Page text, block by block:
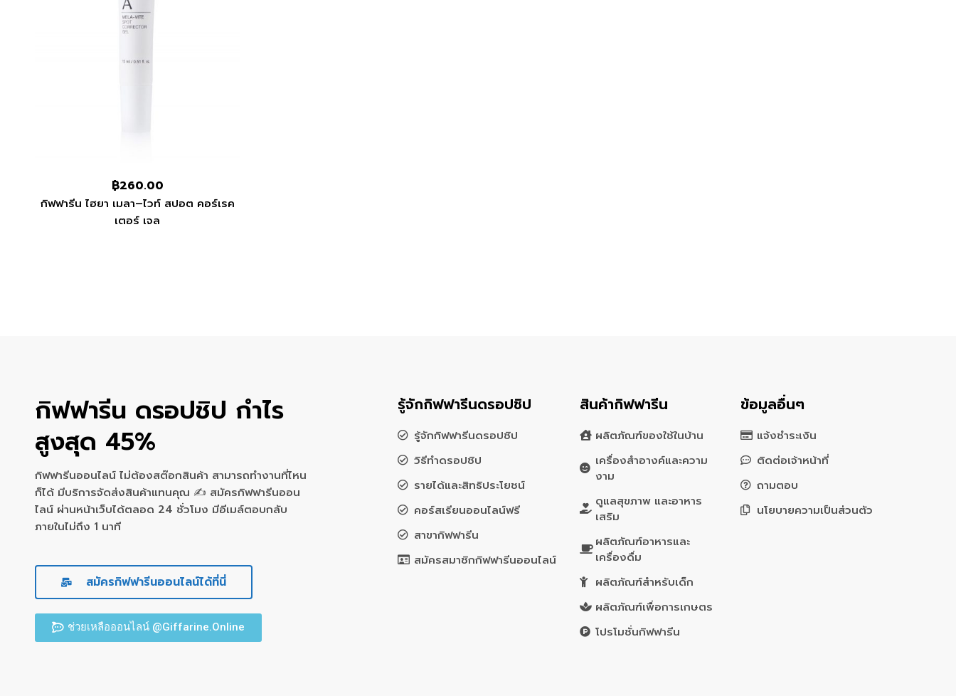
฿260.00
กิฟฟารีน ไฮยา เมลา–ไวท์ สปอต คอร์เรค
เตอร์ เจล
กิฟฟารีน ดรอปชิป กำไร
สูงสุด 45%
กิฟฟารีนออนไลน์ ไม่ต้องสต๊อกสินค้า สามารถทำงานที่ไหน
ก็ได้ มีบริการจัดส่งสินค้าแทนคุณ ✍ สมัครกิฟฟารีนออน
ไลน์ ผ่านหน้าเว็บได้ตลอด 24 ชั่วโมง มีอีเมล์ตอบกลับ
ภายในไม่ถึง 1 นาที
สมัครกิฟฟารีนออนไลน์ได้ที่นี่
ช่วยเหลือออนไลน์ @Giffarine.Online
รู้จักกิฟฟารีนดรอปชิป
รู้จักกิฟฟารีนดรอปชิป
วิธีทำดรอปชิป
รายได้และสิทธิประโยชน์
คอร์สเรียนออนไลน์ฟรี
สาขากิฟฟารีน
สมัครสมาชิกกิฟฟารีนออนไลน์
สินค้ากิฟฟารีน
ผลิตภัณฑ์ของใช้ในบ้าน
เครื่องสำอางค์และความ
งาม
ดูแลสุขภาพ และอาหาร
เสริม
ผลิตภัณฑ์อาหารและ
เครื่องดื่ม
ผลิตภัณฑ์สำหรับเด็ก
ผลิตภัณฑ์เพื่อการเกษตร
โปรโมชั่นกิฟฟารีน
ข้อมูลอื่นๆ
แจ้งชำระเงิน
ติดต่อเจ้าหน้าที่
ถามตอบ
นโยบายความเป็นส่วนตัว